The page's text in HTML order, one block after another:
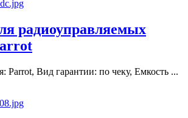
радиоуправляемых
Parrot, Вид гарантии: по чеку, Емкость ...